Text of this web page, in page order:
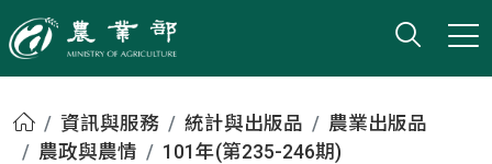
農業部
打開
小版
首頁資訊與服務 統計與出版品
農業出版品
農政與農情
101年(第235-246期)